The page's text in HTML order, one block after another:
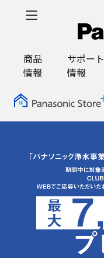
に
商品
情報
サポート
情報